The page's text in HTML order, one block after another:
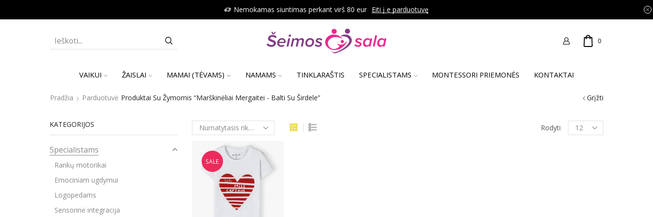
Nemokamas siuntimas perkant virš 80 eur Eiti į e parduotuvę
0
VAIKUI ŽAISLAI MAMAI (TĖVAMS) NAMAMS TINKLARAŠTIS SPECIALISTAMS MONTESSORI PRIEMONĖS KONTAKTAI
Pradžia Parduotuvė Produktai Su Žymomis “Marškinėliai Mergaitei - Balti Su Širdele” Grįžti
Rodyti
Products
per
SALE
KATEGORIJOS
Specialistams
Rankų motorikai
Emociniam ugdymui
Logopedams
Sensorinė integracija